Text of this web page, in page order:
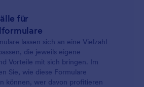
für
lassen sich an eine Vielzahl
die jeweils eigene
Vorteile mit sich bringen. Im
Sie, wie diese Formulare
können, wer davon profitieren